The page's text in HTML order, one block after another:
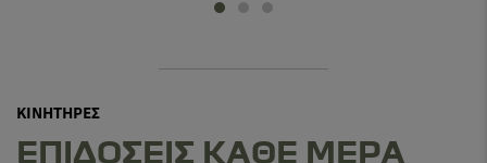
ΚΙΝΗΤΗΡΕΣ
ΕΠΙΔΟΣΕΙΣ ΚΑΘΕ ΜΕΡΑ